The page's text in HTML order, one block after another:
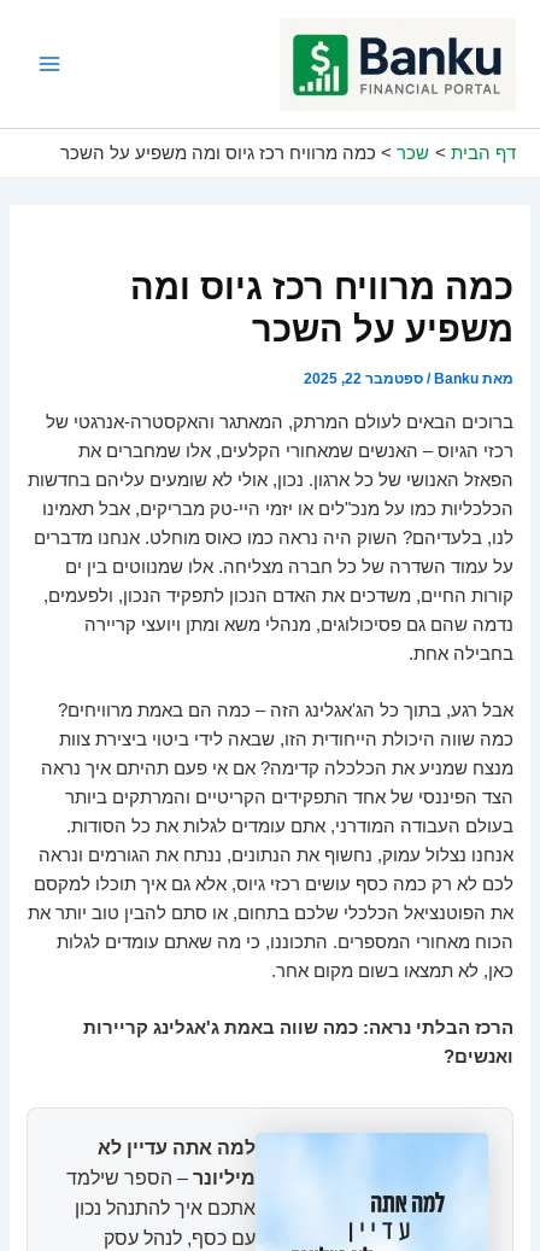
דף הבית שכר כמה מרוויח רכז גיוס ומה משפיע על השכר
כמה מרוויח רכז גיוס ומה
משפיע על השכר
מאתBanku
/ספטמבר 22, 2025
ברוכים הבאים לעולם המרתק, המאתגר והאקסטרה-אנרגטי של
רכזי הגיוס – האנשים שמאחורי הקלעים, אלו שמחברים את
הפאזל האנושי של כל ארגון. נכון, אולי לא שומעים עליהם בחדשות
הכלכליות כמו על מנכ"לים או יזמי היי-טק מבריקים, אבל תאמינו
לנו, בלעדיהם? השוק היה נראה כמו כאוס מוחלט. אנחנו מדברים
על עמוד השדרה של כל חברה מצליחה. אלו שמנווטים בין ים
קורות החיים, משדכים את האדם הנכון לתפקיד הנכון, ולפעמים,
נדמה שהם גם פסיכולוגים, מנהלי משא ומתן ויועצי קריירה
בחבילה אחת.
אבל רגע, בתוך כל הג'אגלינג הזה – כמה הם באמת מרוויחים?
כמה שווה היכולת הייחודית הזו, שבאה לידי ביטוי ביצירת צוות
מנצח שמניע את הכלכלה קדימה? אם אי פעם תהיתם איך נראה
הצד הפיננסי של אחד התפקידים הקריטיים והמרתקים ביותר
בעולם העבודה המודרני, אתם עומדים לגלות את כל הסודות.
אנחנו נצלול עמוק, נחשוף את הנתונים, ננתח את הגורמים ונראה
לכם לא רק כמה כסף עושים רכזי גיוס, אלא גם איך תוכלו למקסם
את הפוטנציאל הכלכלי שלכם בתחום, או סתם להבין טוב יותר את
הכוח מאחורי המספרים. התכוננו, כי מה שאתם עומדים לגלות
כאן, לא תמצאו בשום מקום אחר.
הרכז הבלתי נראה: כמה שווה באמת ג'אגלינג קריירות
ואנשים?
למה אתה עדיין לא
מיליונר – הספר שילמד
אתכם איך להתנהל נכון
עם כסף, לנהל עסק